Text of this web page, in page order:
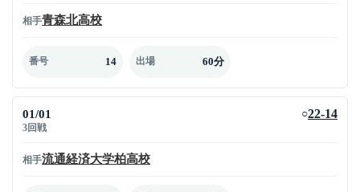
相手青森北高校
番号 14 出場 60分
01/01
3回戦
○22-14
相手流通経済大学柏高校